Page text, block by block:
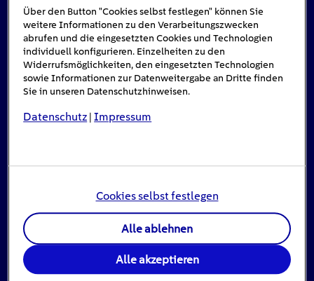
Das könnte Sie auch interessieren
Stromausfall: Das ist zu tun, wenn das Licht
ausgeht
Über den Button "Cookies selbst festlegen" können Sie
weitere Informationen zu den Verarbeitungszwecken
abrufen und die eingesetzten Cookies und Technologien
individuell konfigurieren. Einzelheiten zu den
Widerrufsmöglichkeiten, den eingesetzten Technologien
sowie Informationen zur Datenweitergabe an Dritte finden
Sie in unseren Datenschutzhinweisen.
Datenschutz |Impressum
Cookies selbst festlegen
Alle ablehnen
Alle akzeptieren